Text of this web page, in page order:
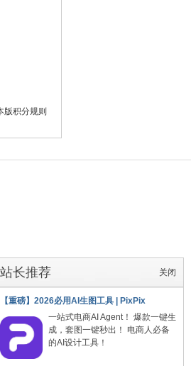
版积分规则
关闭
站长推荐
【重磅】2026必用AI生图工具 | PixPix
一站式电商AI Agent！ 爆款一键生
成，套图一键秒出！ 电商人必备
的AI设计工具！
号 )
号